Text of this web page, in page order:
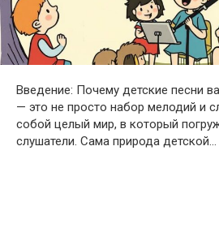
Введение: Почему детские песни
— это не просто набор мелодий и
собой целый мир, в который
слушатели. Сама природа детской…